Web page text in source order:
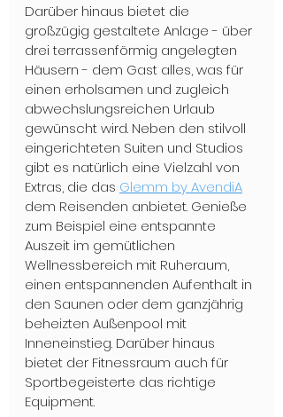
Darüber hinaus bietet die
großzügig gestaltete Anlage - über
drei terrassenförmig angelegten
Häusern - dem Gast alles, was für
einen erholsamen und zugleich
abwechslungsreichen Urlaub
gewünscht wird. Neben den stilvoll
eingerichteten Suiten und Studios
gibt es natürlich eine Vielzahl von
Extras, die das Glemm by AvendiA
dem Reisenden anbietet. Genieße
zum Beispiel eine entspannte
Auszeit im gemütlichen
Wellnessbereich mit Ruheraum,
einen entspannenden Aufenthalt in
den Saunen oder dem ganzjährig
beheizten Außenpool mit
Inneneinstieg. Darüber hinaus
bietet der Fitnessraum auch für
Sportbegeisterte das richtige
Equipment.